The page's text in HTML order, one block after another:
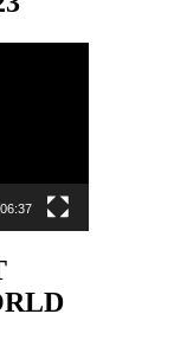
06:37